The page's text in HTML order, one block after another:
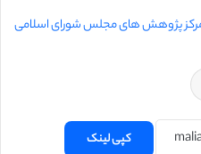
پژوهش های مجلس شورای اسلامی
کپی لینک